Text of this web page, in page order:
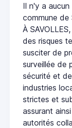
Il n'y a aucun
commune de
À
des risques
susciter de
surveillée de
sécurité et
industries
strictes et
assurant
autorités